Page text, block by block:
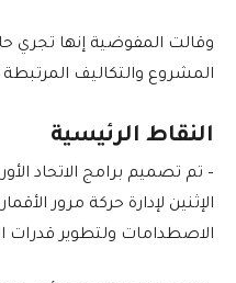
وقالت المفوضية إنها تجري
المشروع والتكاليف المرتبطة
النقاط الرئيسية
– تم تصميم برامج الاتحاد
الإثنين لإدارة حركة مرور
الاصطدامات ولتطوير قدرات